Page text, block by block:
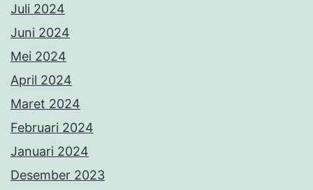
Juli 2024
Juni 2024
Mei 2024
April 2024
Maret 2024
Februari 2024
Januari 2024
Desember 2023